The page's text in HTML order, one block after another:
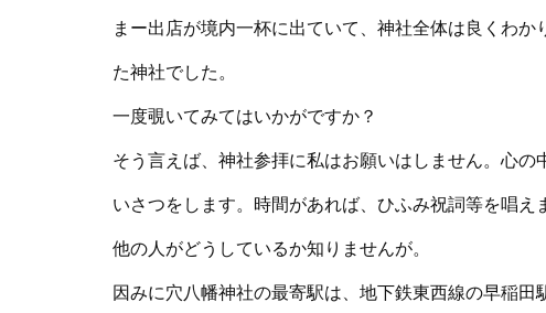
まー出店が境内一杯に出ていて、神社全体は良くわ
た神社でした。
一度覗いてみてはいかがですか？
そう言えば、神社参拝に私はお願いはしません。心
いさつをします。時間があれば、ひふみ祝詞等を唱え
他の人がどうしているか知りませんが。
因みに穴八幡神社の最寄駅は、地下鉄東西線の早稲